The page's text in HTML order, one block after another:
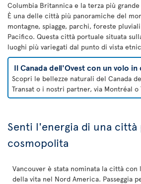
Columbia Britannica e la terza più
È una delle città più panoramiche del
montagne, spiagge, parchi, foreste
Pacifico. Questa città portuale situata
luoghi più variegati dal punto di vista
Il Canada dell'Ovest con un volo in
Scopri le bellezze naturali del Canada
Transat o i nostri partner, via Montréal o
Senti l'energia di una
cosmopolita
Vancouver è stata nominata la città con
della vita nel Nord America. Passeggia